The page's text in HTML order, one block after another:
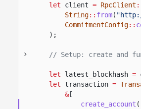
let
client = RpcClient
String:: from(
CommitmentConfig::
);
// Setup: create and
let latest_blockhash =
let transaction =
&[
create_account (